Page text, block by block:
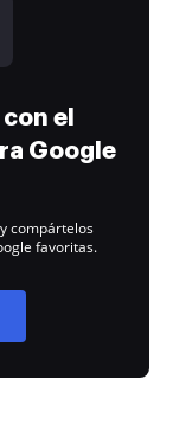
el
Google
compártelos
favoritas.